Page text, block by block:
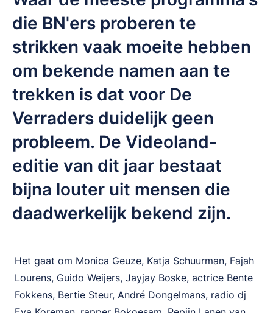
die BN'ers proberen te
strikken vaak moeite hebben
om bekende namen aan te
trekken is dat voor De
Verraders duidelijk geen
probleem. De Videoland-
editie van dit jaar bestaat
bijna louter uit mensen die
daadwerkelijk bekend zijn.
Het gaat om Monica Geuze, Katja Schuurman, Fajah
Lourens, Guido Weijers, Jayjay Boske, actrice Bente
Fokkens, Bertie Steur, André Dongelmans, radio dj